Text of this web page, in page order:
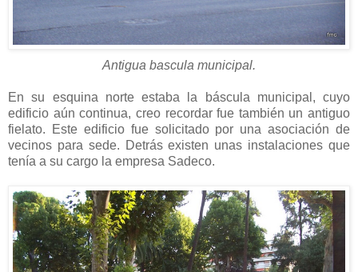
Antigua bascula municipal.
En su esquina norte estaba la báscula municipal, cuyo
edificio aún continua, creo recordar fue también un antiguo
fielato. Este edificio fue solicitado por una asociación de
vecinos para sede. Detrás existen unas instalaciones que
tenía a su cargo la empresa Sadeco.